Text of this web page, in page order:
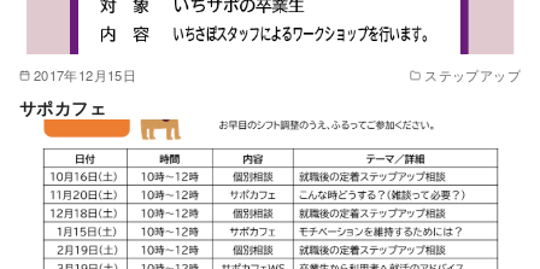
2017年12月15日 ステップアップ
サポカフェ